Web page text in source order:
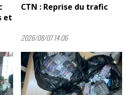
et
CTN : Reprise du trafic
2026/08/07 14:06